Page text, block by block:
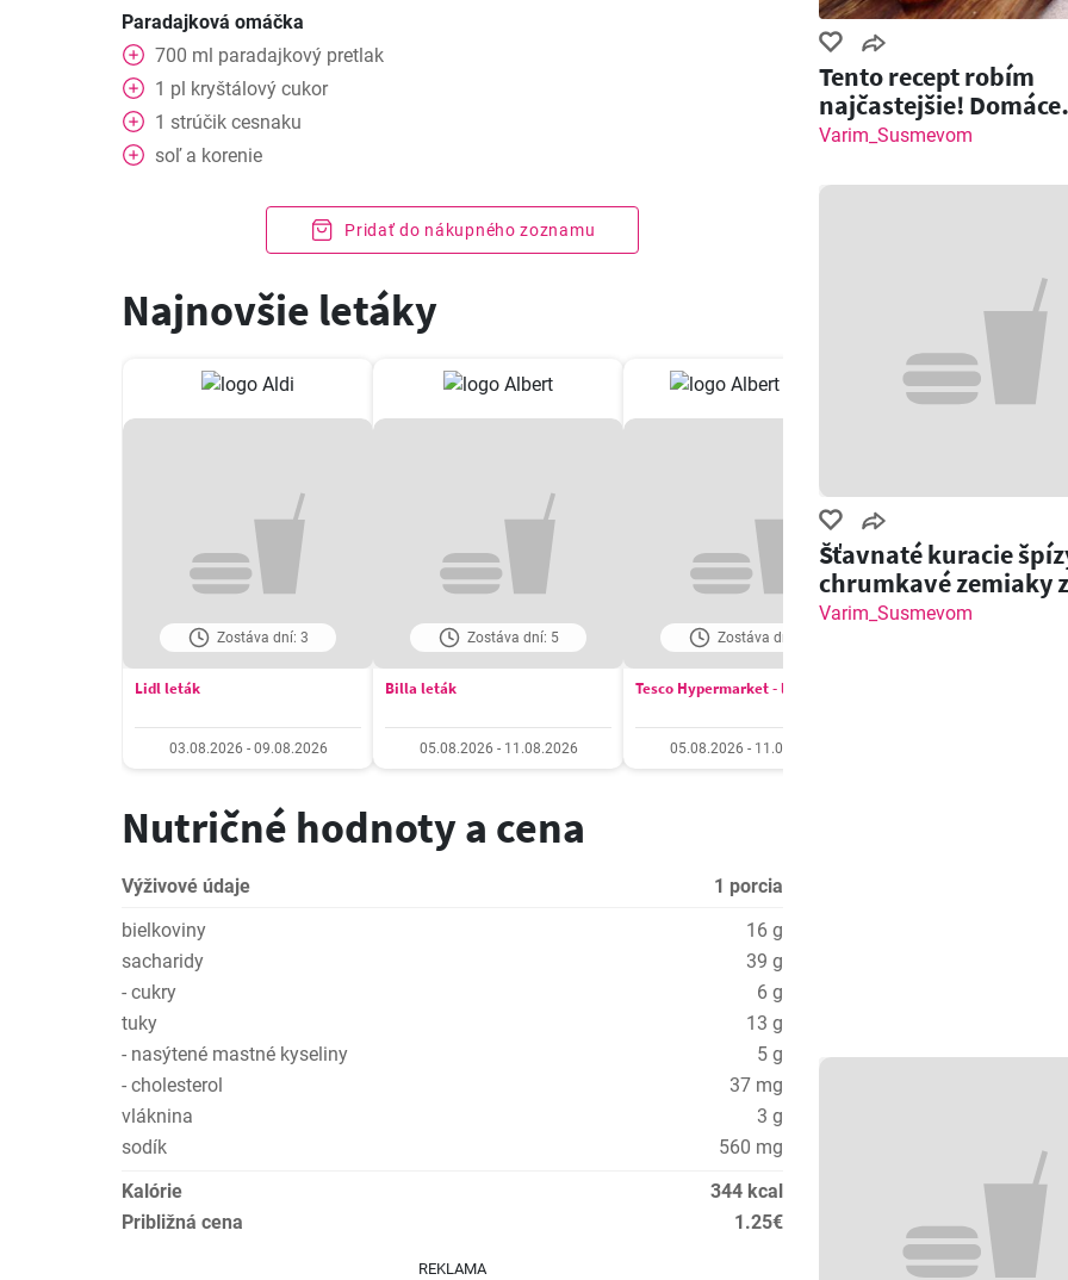
Paradajková omáčka
700 ml paradajkový pretlak
1 pl kryštálový cukor
1 strúčik cesnaku
soľ a korenie
Pridať do nákupného zoznamu
Najnovšie letáky
Zostáva dní: 3
Lidl leták
03.08.2026 - 09.08.2026
Zostáva dní: 5
Billa leták
05.08.2026 - 11.08.2026
Zostáva dní: 5
Tesco Hypermarket - leták
05.08.2026 - 11.08.2026
Nutričné hodnoty a cena
Výživové údaje
1 porcia
bielkoviny
16 g
sacharidy
39 g
- cukry
6 g
tuky
13 g
- nasýtené mastné kyseliny
5 g
- cholesterol
37 mg
vláknina
3 g
sodík
560 mg
Kalórie
344 kcal
Približná cena
1.25€
REKLAMA
Tento recept robím
najčastejšie! Domáce
pečivo so slaninou a
Varim_Susmevom
Šťavnaté kuracie
chrumkavé zemiaky z
grilu!
Varim_Susmevom